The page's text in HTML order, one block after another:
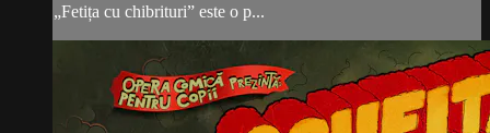
„Fetița cu chibrituri” este o p...